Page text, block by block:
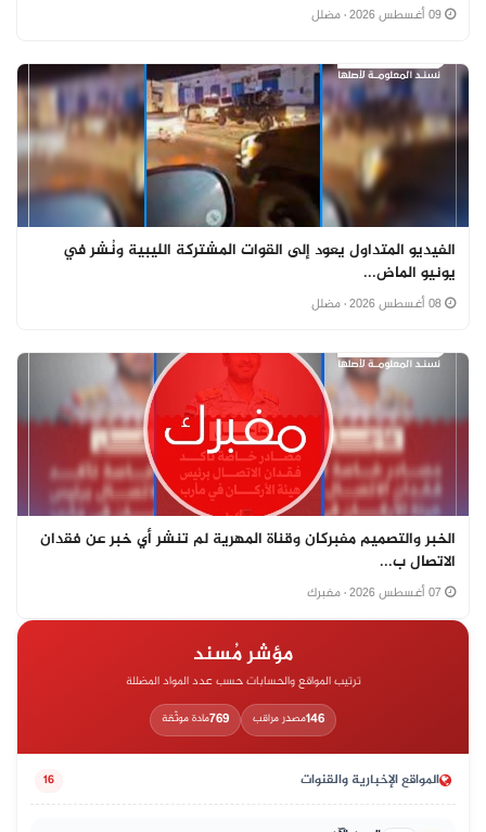
· مضلل
الفيديو المتداول يعود إلى القوات المشتركة الليبية ونُشر في
يونيو الماض...
· مضلل
الخبر والتصميم مفبركان وقناة المهرية لم تنشر أي خبر عن فقدان
الاتصال ب...
· مفبرك
مؤشر مُسند
ترتيب المواقع والحسابات حسب عدد المواد المضللة
146مصدر مراقب 769مادة موثّقة
المواقع الإخبارية والقنوات 16